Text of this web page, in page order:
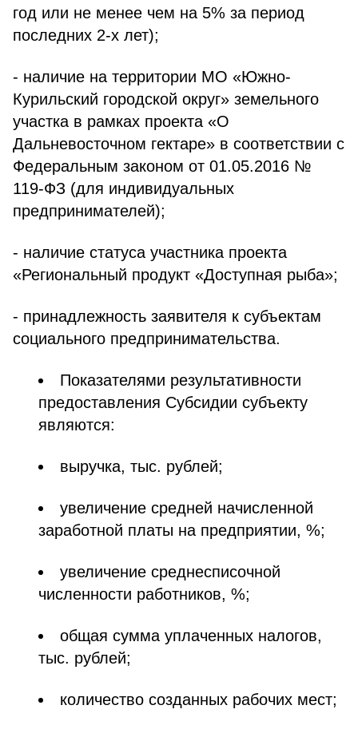
год или не менее чем на 5% за период
последних 2-х лет);
- наличие на территории МО «Южно-
Курильский городской округ» земельного
участка в рамках проекта «О
Дальневосточном гектаре» в соответствии с
Федеральным законом от 01.05.2016 №
119-ФЗ (для индивидуальных
предпринимателей);
- наличие статуса участника проекта
«Региональный продукт «Доступная рыба»;
- принадлежность заявителя к субъектам
социального предпринимательства.
Показателями результативности
предоставления Субсидии субъекту
являются:
выручка, тыс. рублей;
увеличение средней начисленной
заработной платы на предприятии, %;
увеличение среднесписочной
численности работников, %;
общая сумма уплаченных налогов,
тыс. рублей;
количество созданных рабочих мест;